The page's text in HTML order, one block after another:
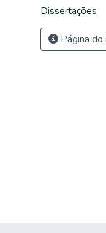
Dissertações
Página